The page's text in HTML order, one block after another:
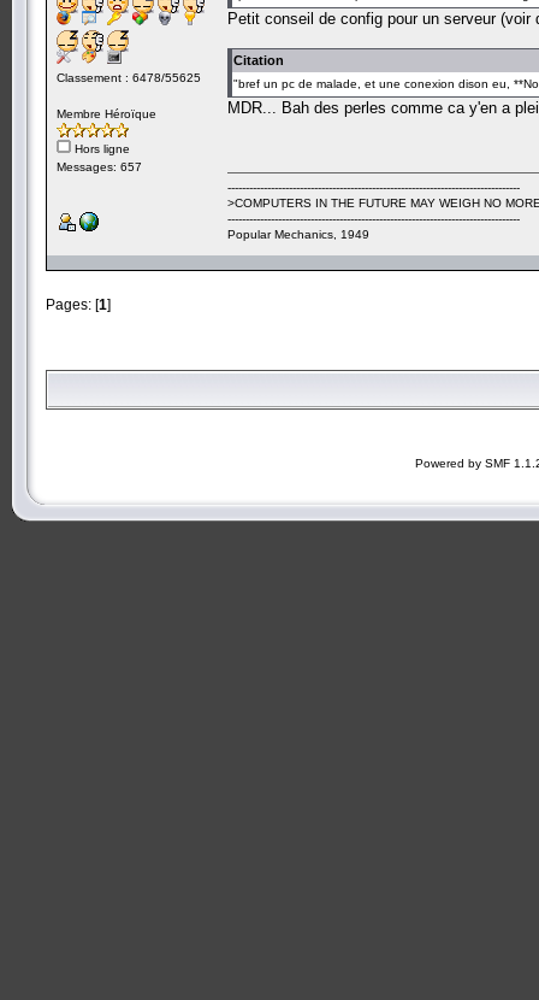
Classement : 6478/55625
Membre Héroïque
Hors ligne
Messages: 657
Petit conseil de config pour un serveur
Citation
"bref un pc de malade, et une conexion dison eu,
MDR... Bah des perles comme ca y'en a
---------------------------------------------------------------------------------
>COMPUTERS IN THE FUTURE MAY WEIGH NO
---------------------------------------------------------------------------------
Popular Mechanics, 1949
Pages: [1]
Powered by SMF